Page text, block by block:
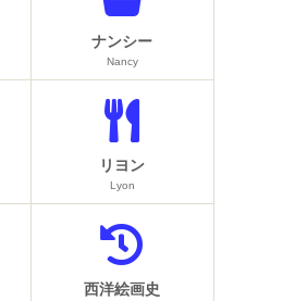
ナンシー
Nancy
リヨン
Lyon
西洋絵画史